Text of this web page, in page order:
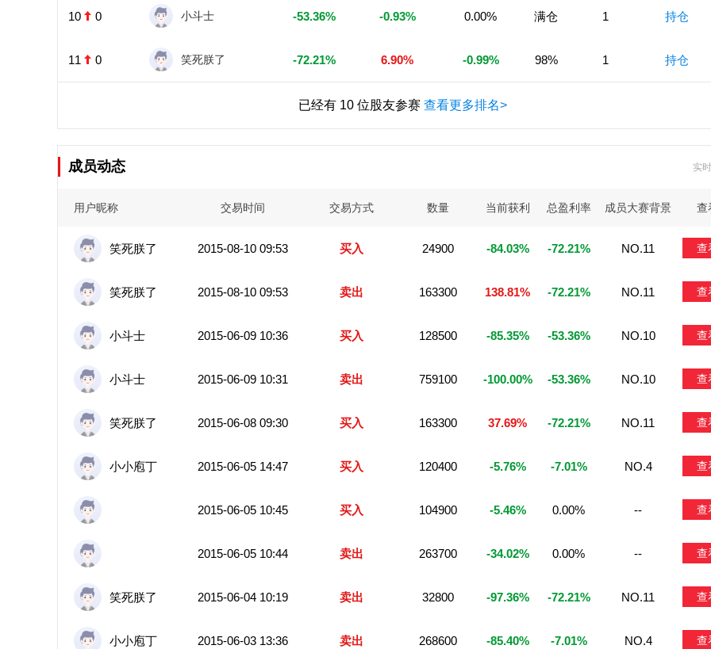
10 0 小斗士 -53.36% -0.93% 0.00% 满仓 1 持仓
11 0 笑死朕了 -72.21% 6.90% -0.99% 98% 1 持仓
已经有 10 位股友参赛 查看更多排名>
成员动态 实
用户昵称 交易时间 交易方式 数量 当前获利 总盈利率 成员大赛背景 查
笑死朕了 2015-08-10 09:53 买入 24900 -84.03% -72.21% NO.11 查
笑死朕了 2015-08-10 09:53 卖出 163300 138.81% -72.21% NO.11 查
小斗士 2015-06-09 10:36 买入 128500 -85.35% -53.36% NO.10 查
小斗士 2015-06-09 10:31 卖出 759100 -100.00% -53.36% NO.10 查
笑死朕了 2015-06-08 09:30 买入 163300 37.69% -72.21% NO.11 查
小小庖丁 2015-06-05 14:47 买入 120400 -5.76% -7.01% NO.4 查
2015-06-05 10:45 买入 104900 -5.46% 0.00% -- 查
2015-06-05 10:44 卖出 263700 -34.02% 0.00% -- 查
笑死朕了 2015-06-04 10:19 卖出 32800 -97.36% -72.21% NO.11 查
小小庖丁 2015-06-03 13:36 卖出 268600 -85.40% -7.01% NO.4 查